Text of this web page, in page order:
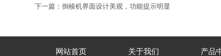
下一篇： 倒棱机界面设计美观，功能提示明显
网站首页 关于我们 产品